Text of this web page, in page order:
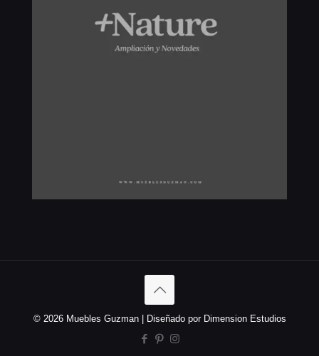
© 2026 Muebles Guzman | Diseñado por Dimension Estudios